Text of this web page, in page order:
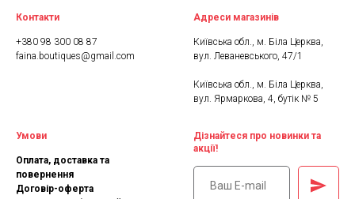
Контакти
+380 98 300 08 87
faina.boutiques@gmail.com
Адреси магазинів
Київська обл., м. Біла Церква,
вул. Леваневського, 47/1
Київська обл., м. Біла Церква,
вул. Ярмаркова, 4, бутік № 5
Умови
Оплата, доставка та
повернення
Договір-оферта
Дізнайтеся про новинки та
акції!